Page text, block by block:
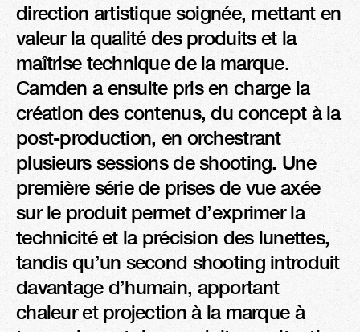
direction artistique soignée, mettant en
valeur la qualité des produits et la
maîtrise technique de la marque.
Camden a ensuite pris en charge la
création des contenus, du concept à la
post-production, en orchestrant
plusieurs sessions de shooting. Une
première série de prises de vue axée
sur le produit permet d’exprimer la
technicité et la précision des lunettes,
tandis qu’un second shooting introduit
davantage d’humain, apportant
chaleur et projection à la marque à